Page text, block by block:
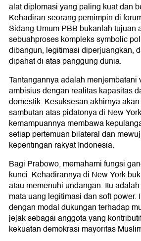
alat diplomasi yang paling kuat dan
Kehadiran seorang pemimpin di
Sidang Umum PBB bukanlah tujuan
sebuahproses kompleks symbolic
dibangun, legitimasi diperjuangkan,
dipahat di atas panggung dunia.
Tantangannya adalah menjembatani
ambisius dengan realitas kapasitas
domestik. Kesuksesan akhirnya
sambutan atas pidatonya di New
kemampuannya membawa
setiap pertemuan bilateral dan
kepentingan rakyat Indonesia.
Bagi Prabowo, memahami fungsi
kunci. Kehadirannya di New York
atau memenuhi undangan. Itu
mata uang legitimasi dan soft power.
dengan modal dukungan terhadap
jejak sebagai anggota yang
kekuatan demokrasi mayoritas